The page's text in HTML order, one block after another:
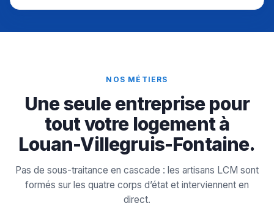
NOS MÉTIERS
Une seule entreprise pour
tout votre logement à
Louan-Villegruis-Fontaine.
Pas de sous-traitance en cascade : les artisans LCM sont
formés sur les quatre corps d’état et interviennent en
direct.